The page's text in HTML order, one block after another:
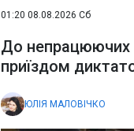
01:20 08.08.2026 Сб
До непрацюючих
приїздом
ЮЛІЯ МАЛОВІЧКО